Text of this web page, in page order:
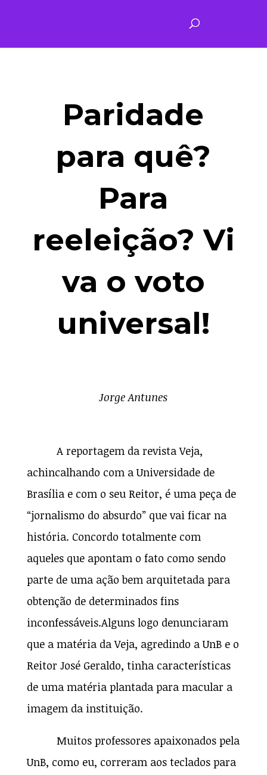
Paridade
para quê?
Para
reeleição?Vi
va o voto
universal!
Jorge Antunes
A reportagem da revista Veja,
achincalhando com a Universidade de
Brasília e com o seu Reitor, é uma peça de
“jornalismo do absurdo” que vai ficar na
história. Concordo totalmente com
aqueles que apontam o fato como sendo
parte de uma ação bem arquitetada para
obtenção de determinados fins
inconfessáveis.Alguns logo denunciaram
que a matéria da Veja, agredindo a UnB e o
Reitor José Geraldo, tinha características
de uma matéria plantada para macular a
imagem da instituição.
Muitos professores apaixonados pela
UnB, como eu, correram aos teclados para